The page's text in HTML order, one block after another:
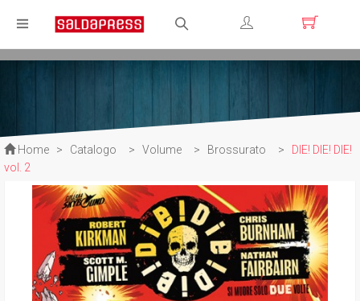
Registrati
Home > Catalogo > Volume > Brossurato >
DIE! DIE! DIE!
vol. 2